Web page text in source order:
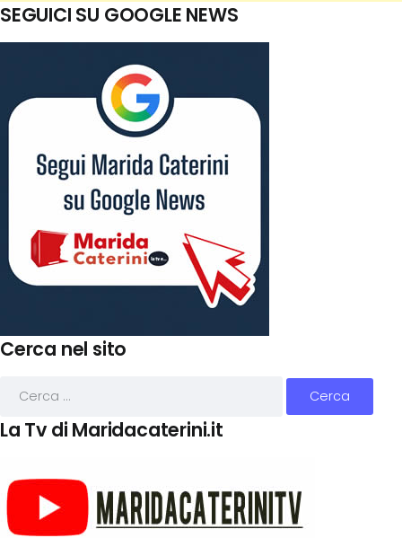
SEGUICI SU GOOGLE NEWS
Cerca nel sito
La Tv di Maridacaterini.it